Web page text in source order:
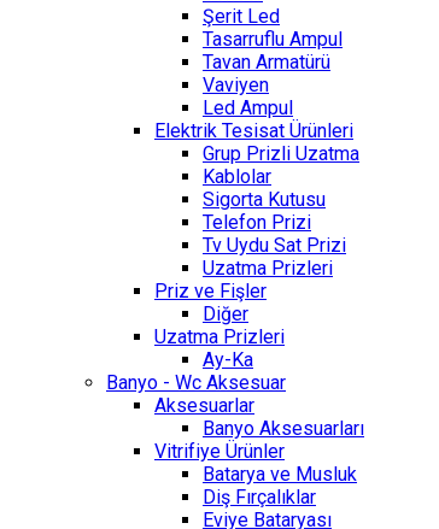
Şerit Led
Tasarruflu Ampul
Tavan Armatürü
Vaviyen
Led Ampul
Elektrik Tesisat Ürünleri
Grup Prizli Uzatma
Kablolar
Sigorta Kutusu
Telefon Prizi
Tv Uydu Sat Prizi
Uzatma Prizleri
Priz ve Fişler
Diğer
Uzatma Prizleri
Ay-Ka
Banyo - Wc Aksesuar
Aksesuarlar
Banyo Aksesuarları
Vitrifiye Ürünler
Batarya ve Musluk
Diş Fırçalıklar
Eviye Bataryası